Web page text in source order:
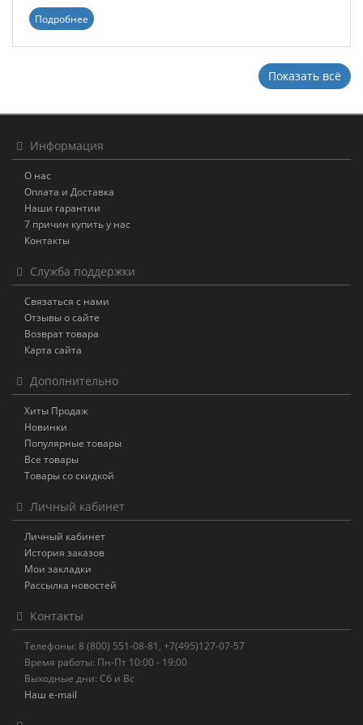
Подробнее
Показать всё
Информация
О нас
Оплата и Доставка
Наши гарантии
7 причин купить у нас
Контакты
Служба поддержки
Связаться с нами
Отзывы о сайте
Возврат товара
Карта сайта
Дополнительно
Хиты Продаж
Новинки
Популярные товары
Все товары
Товары со скидкой
Личный кабинет
Личный кабинет
История заказов
Мои закладки
Рассылка новостей
Контакты
Телефоны: 8 (800) 551-08-81, +7(495)127-07-57
Время работы: Пн-Пт 10:00 - 19:00
Выходные дни: Сб и Вс
Наш e-mail